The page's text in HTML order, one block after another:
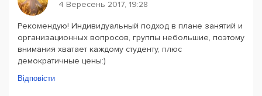
4 Вересень 2017, 19:28
Рекомендую! Индивидуальный подход в плане занятий и
организационных вопросов, группы небольшие, поэтому
внимания хватает каждому студенту, плюс
демократичные цены:)
Відповісти